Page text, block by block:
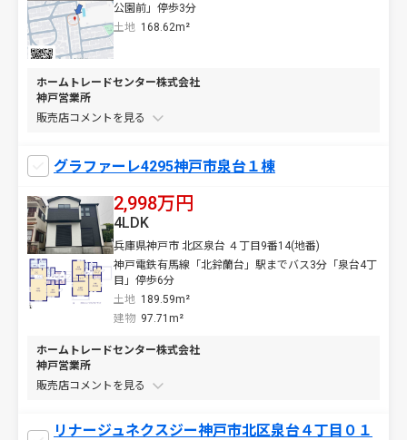
公園前」停歩3分
土地 168.62m²
ホームトレードセンター株式会社
神戸営業所
販売店コメントを
グラファーレ4295神戸市泉台１棟
2,998万円
兵庫県神戸市 北区泉台 ４丁目9番14(地番)
神戸電鉄有馬線「北鈴蘭台」駅までバス3分「泉台4丁
目」停歩6分
土地 189.59m²
4LDK
建物 97.71m²
ホームトレードセンター株式会社
神戸営業所
販売店コメントを
リナージュネクスジー神戸市北区泉台４丁目０１